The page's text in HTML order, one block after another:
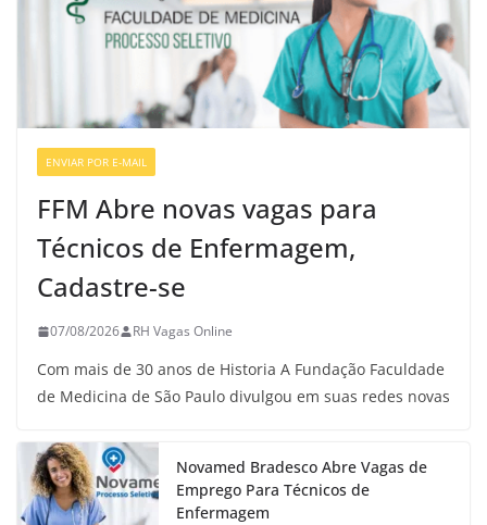
ENVIAR POR E-MAIL
FFM Abre novas vagas para
Técnicos de Enfermagem,
Cadastre-se
07/08/2026 RH Vagas Online
Com mais de 30 anos de Historia A Fundação Faculdade
de Medicina de São Paulo divulgou em suas redes novas
Novamed Bradesco Abre Vagas de
Emprego Para Técnicos de
Enfermagem